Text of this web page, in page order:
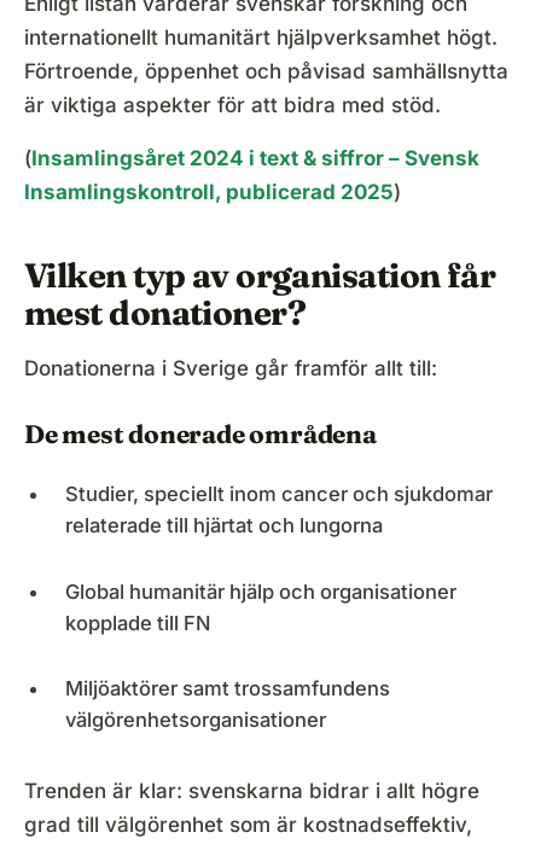
internationellt humanitärt hjälpverksamhet högt.
Förtroende, öppenhet och påvisad samhällsnytta
är viktiga aspekter för att bidra med stöd.
(Insamlingsåret 2024 i text & siffror – Svensk
Insamlingskontroll, publicerad 2025)
Vilken typ av organisation får
mest donationer?
Donationerna i Sverige går framför allt till:
De mest donerade områdena
Studier, speciellt inom cancer och sjukdomar
relaterade till hjärtat och lungorna
Global humanitär hjälp och organisationer
kopplade till FN
Miljöaktörer samt trossamfundens
välgörenhetsorganisationer
Trenden är klar: svenskarna bidrar i allt högre
grad till välgörenhet som är kostnadseffektiv,